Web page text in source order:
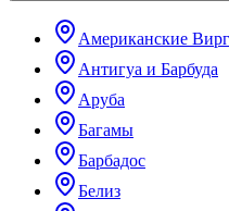
Американские
Антигуа и Барбуда
Аруба
Багамы
Барбадос
Белиз